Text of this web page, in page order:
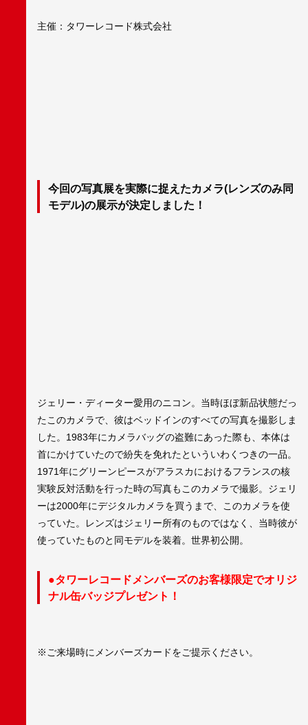
主催：タワーレコード株式会社
今回の写真展を実際に捉えたカメラ(レンズのみ同
モデル)の展示が決定しました！
ジェリー・ディーター愛用のニコン。当時ほぼ新品状態だっ
たこのカメラで、彼はベッドインのすべての写真を撮影しま
した。1983年にカメラバッグの盗難にあった際も、本体は
首にかけていたので紛失を免れたといういわくつきの一品。
1971年にグリーンピースがアラスカにおけるフランスの核
実験反対活動を行った時の写真もこのカメラで撮影。ジェリ
ーは2000年にデジタルカメラを買うまで、このカメラを使
っていた。レンズはジェリー所有のものではなく、当時彼が
使っていたものと同モデルを装着。世界初公開。
●タワーレコードメンバーズのお客様限定でオリジ
ナル缶バッジプレゼント！
※ご来場時にメンバーズカードをご提示ください。